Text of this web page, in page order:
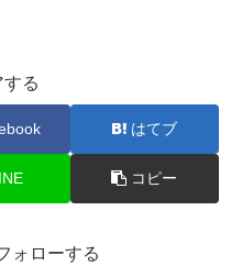
する
はてブ
コピー
ォローする